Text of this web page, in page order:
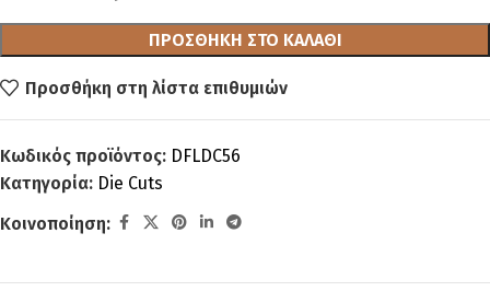
ΠΡΟΣΘΉΚΗ ΣΤΟ ΚΑΛΆΘΙ
Προσθήκη στη λίστα επιθυμιών
Κωδικός προϊόντος: DFLDC56
Κατηγορία: Die Cuts
Κοινοποίηση: